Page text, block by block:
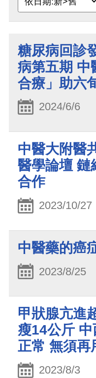
糖尿病回診
病第五期 中
合療」助六
2024/6/6
中醫大附醫
醫學論壇 鏈
合作
2023/10/27
中醫藥的癌
2023/8/25
甲狀腺亢進
瘦14公斤
正常 無須再
2023/8/3